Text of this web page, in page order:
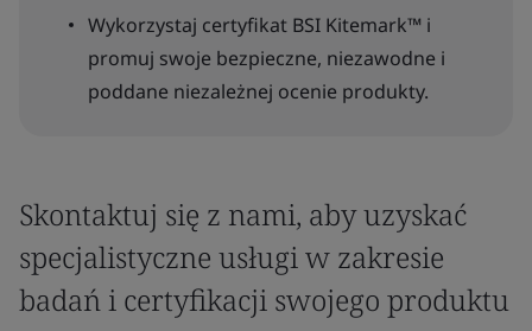
Wykorzystaj certyfikat BSI Kitemark™ i
promuj swoje bezpieczne, niezawodne i
poddane niezależnej ocenie produkty.
Skontaktuj się z nami, aby uzyskać
specjalistyczne usługi w zakresie
badań i certyfikacji swojego produktu